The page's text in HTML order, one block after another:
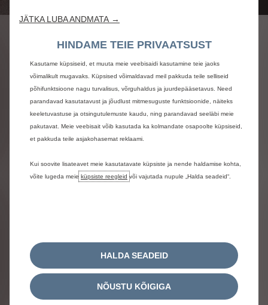
AVASTA CITROËN
ERIPAKKUMISED
LAOAUTODE PAKKUMISED
Vaata lähemalt
JÄTKA LUBA ANDMATA →
HINDAME TEIE PRIVAATSUST
Kasutame küpsiseid, et muuta meie veebisaidi kasutamine teie jaoks
võimalikult mugavaks. Küpsised võimaldavad meil pakkuda teile selliseid
põhifunktsioone nagu turvalisus, võrguhaldus ja juurdepääsetavus. Need
parandavad kasutatavust ja jõudlust mitmesuguste funktsioonide, näiteks
keeletuvastuse ja otsingutulemuste kaudu, ning parandavad seeläbi meie
pakutavat. Meie veebisait võib kasutada ka kolmandate osapoolte küpsiseid,
et pakkuda teile asjakohasemat reklaami.
Kui soovite lisateavet meie kasutatavate küpsiste ja nende haldamise kohta,
võite lugeda meie küpsiste reegleid või vajutada nupule „Halda seadeid“.
HALDA SEADEID
NÕUSTU KÕIGIGA